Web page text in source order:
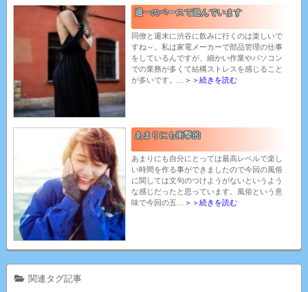
週一のペースで遊んでいます
同僚と週末に渋谷に飲みに行くのは楽しいで
すね～。私は家電メーカーで部品管理の仕事
をしているんですが、細かい作業やパソコン
での業務が多くて結構ストレスを感じること
が多いです。…
＞＞続きを読む
あまりにも衝撃的
あまりにも自分にとっては最高レベルで楽し
い時間を作る事ができましたので今回の風俗
に関しては文句のつけようがないというよう
な感じだったと思っています。風俗という意
味で今回の五…
＞＞続きを読む
関連タグ記事